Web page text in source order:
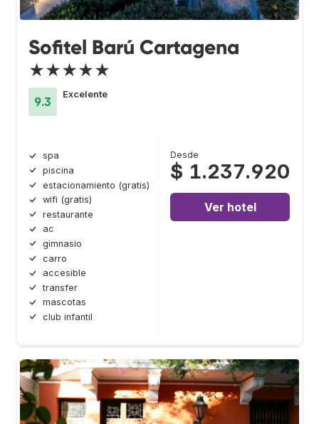
Sofitel Barú Cartagena
★★★★★
9.3
Excelente
spa
piscina
estacionamiento (gratis)
wifi (gratis)
restaurante
ac
gimnasio
carro
accesible
transfer
mascotas
club infantil
Desde
$ 1.237.920
Ver hotel